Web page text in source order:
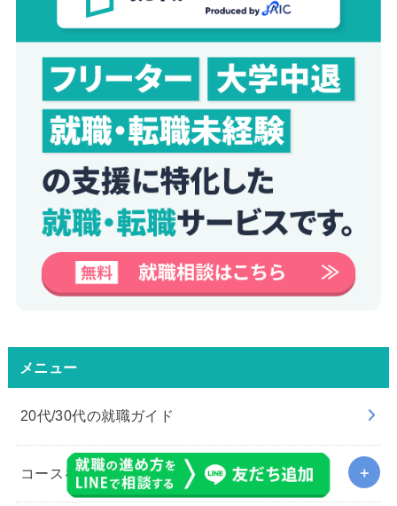
メニュー
20代/30代の就職ガイド
コースを選ぶ